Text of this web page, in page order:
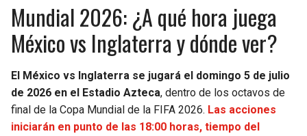
Mundial 2026: ¿A qué hora juega
México vs Inglaterra y dónde ver?
El México vs Inglaterra se jugará el domingo 5 de julio
de 2026 en el Estadio Azteca, dentro de los octavos de
final de la Copa Mundial de la FIFA 2026. Las acciones
iniciarán en punto de las 18:00 horas, tiempo del